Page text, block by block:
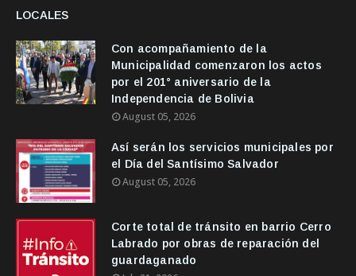
LOCALES
Con acompañamiento de la
Municipalidad comenzaron los actos
por el 201° aniversario de la
Independencia de Bolivia
August 05, 2026
Así serán los servicios municipales por
el Día del Santísimo Salvador
August 05, 2026
Corte total de tránsito en barrio Cerro
Labrado por obras de reparación del
guardaganado